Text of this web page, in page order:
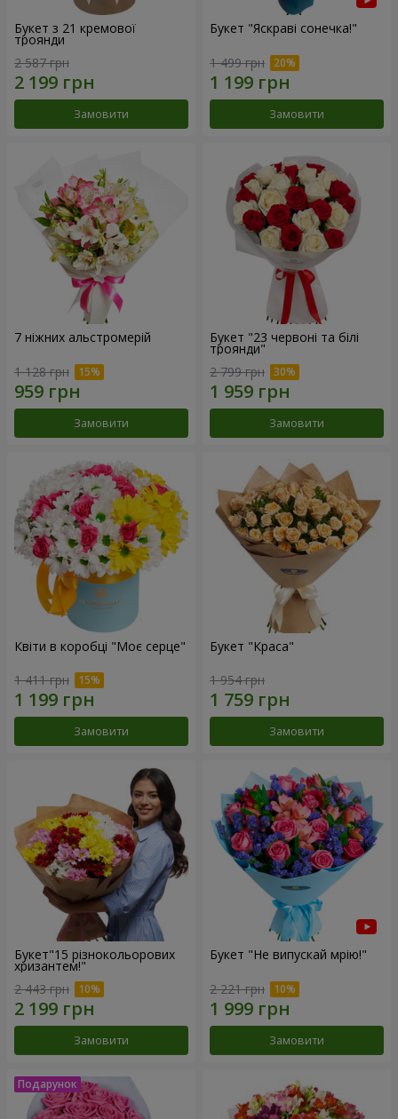
Букет з 21 кремової
троянди
2 587 грн
Замовити
Букет "Яскраві сонечка!"
1 499 грн
Замовити
7 ніжних альстромерій
1 128 грн
Замовити
Букет "23 червоні та білі
троянди"
2 799 грн
Замовити
Квіти в коробці "Моє серце"
1 411 грн
Замовити
Букет "Краса"
1 954 грн
Замовити
Букет"15 різнокольорових
хризантем!"
2 443 грн
Замовити
Букет "Не випускай мрію!"
2 221 грн
Замовити